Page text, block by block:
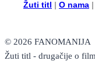
Žuti titl | O nama |
© 2026 FANOMANIJA
Žuti titl - drugačije o